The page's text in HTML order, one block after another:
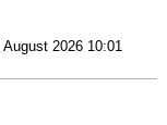
2026 10:01